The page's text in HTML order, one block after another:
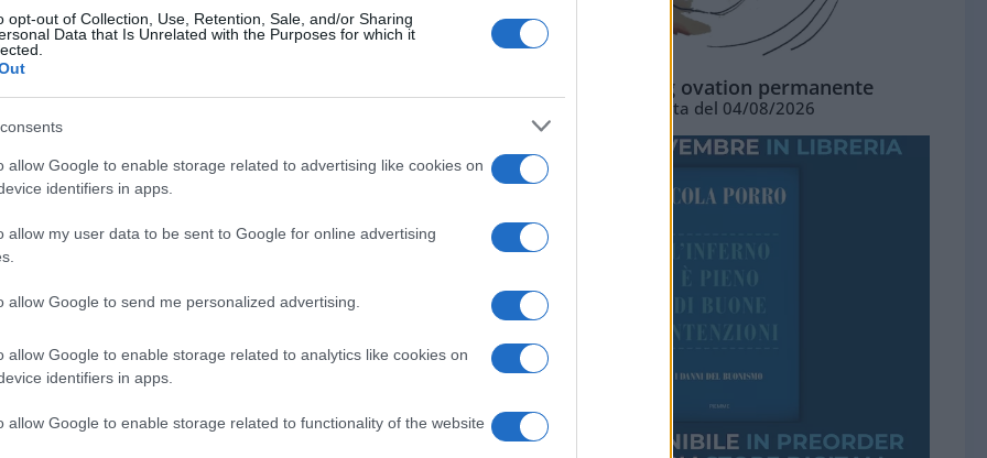
opt-out of Collection, Use, Retention, Sale, and/or Sharing
Data that Is Unrelated with the Purposes for which it
allow Google to enable storage related to advertising like cookies on
identifiers in apps.
allow my user data to be sent to Google for online advertising
allow Google to send me personalized advertising.
allow Google to enable storage related to analytics like cookies on
identifiers in apps.
allow Google to enable storage related to functionality of the website
il sanguinoso attentato sferrato da un
Sting ha cantatoInshallah. Mai
eccezione dei pochi familiari delle
presa di posizione. Nessuno che
cantante che aveva preso una
corretto e dai taralucci e
si è saputo solo in un secondo momento
insabbiare quello di cui sono stati
state selvaggiamente torturate.
Bella Ciao, che tra l’altro è la
ebraica, registrata da Mishka Ziganoff, un
La standing ovation permanente
Vignetta del 04/08/2026